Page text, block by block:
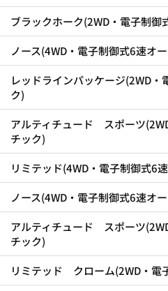
ブラックホーク(2WD・電子制御
ノース(4WD・電子制御式6速オ
レッドラインパッケージ(2WD
ク)
アルティチュード スポーツ
チック)
リミテッド(4WD・電子制御式6
ノース(4WD・電子制御式6速オ
アルティチュード スポーツ
チック)
リミテッド クローム(2WD・電